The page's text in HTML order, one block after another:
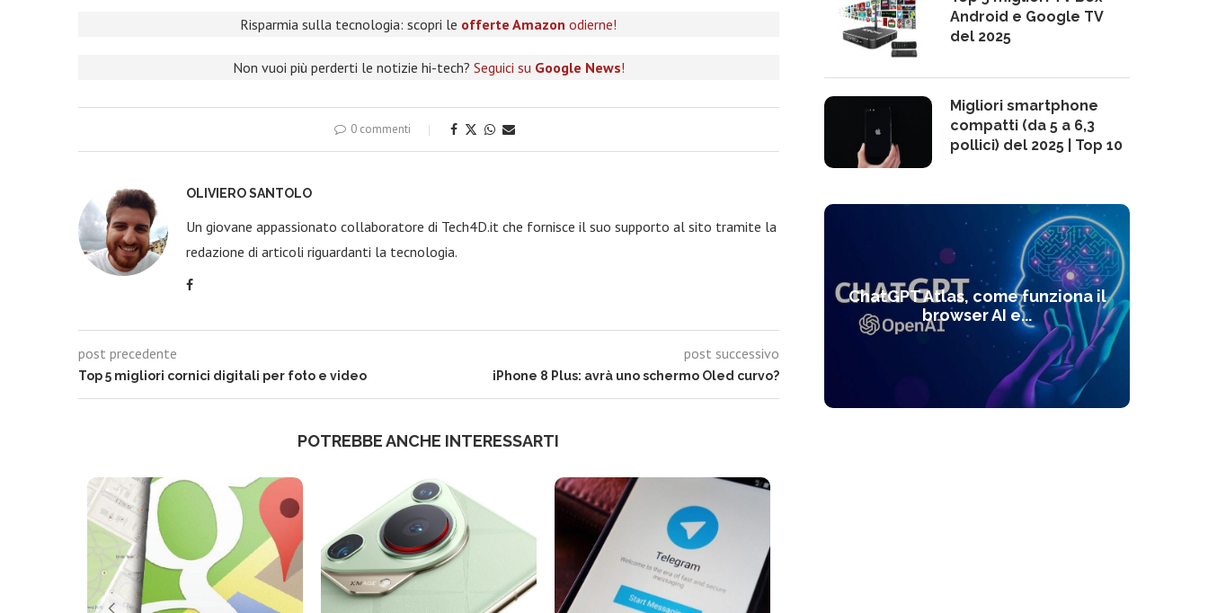
Risparmia sulla tecnologia: scopri le offerte Amazon odierne!
Non vuoi più perderti le notizie hi-tech? Seguici su Google News!
0 commenti
OLIVIERO SANTOLO
Un giovane appassionato collaboratore di Tech4D.it che fornisce il suo supporto al sito tramite la
redazione di articoli riguardanti la tecnologia.
post precedente
Top 5 migliori cornici digitali per foto e video
post successivo
iPhone 8 Plus: avrà uno schermo Oled curvo?
POTREBBE ANCHE INTERESSARTI
Android e Google TV
del 2025
Migliori smartphone
compatti (da 5 a 6,3
pollici) del 2025 | Top 10
ChatGPT Atlas, come funziona il
browser AI e...